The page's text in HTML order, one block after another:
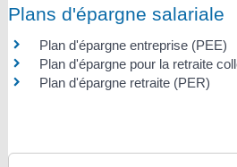
Plans d'épargne salariale
Plan d'épargne entreprise (PEE)
Plan d'épargne pour la retraite
Plan d'épargne retraite (PER)